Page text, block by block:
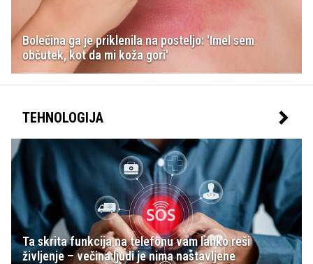
Bolečina ga je priklenila na posteljo: 'Imel sem
občutek, kot da mi koža gori'
TEHNOLOGIJA
Ta skrita funkcija na telefonu vam lahko reši
življenje – večina ljudi je nima nastavljene